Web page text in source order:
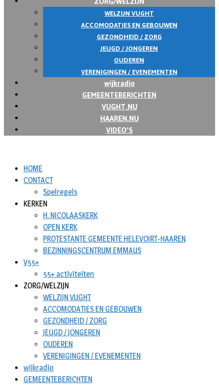
WELZIJN VUGHT
ACCOMODATIES EN GEBOUWEN
GEZONDHEID / ZORG
JEUGD / JONGEREN
OUDEREN
VERENIGINGEN / EVENEMENTEN
wijkradio
GEMEENTEBERICHTEN
VUGHT.NU
HAAREN.NU
VIDEO’S
HOME
CONTACT
Spelregels
KERKEN
H. NICOLAASKERK
OPEN KERK
PROTESTANTE GEMEENTE HELEVOIRT-HAAREN
BEZINNINGSCENTRUM EMMAUS
V55+
55+ activiteiten
ZORG/WELZIJN
WELZIJN VUGHT
ACCOMODATIES EN GEBOUWEN
GEZONDHEID / ZORG
JEUGD / JONGEREN
OUDEREN
VERENIGINGEN / EVENEMENTEN
wijkradio
GEMEENTEBERICHTEN